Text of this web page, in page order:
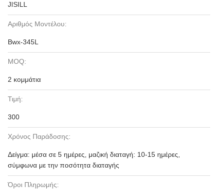
JISILL
Αριθμός Μοντέλου:
Bwx-345L
MOQ:
2 κομμάτια
Τιμή:
300
Χρόνος Παράδοσης:
Δείγμα: μέσα σε 5 ημέρες, μαζική διαταγή: 10-15 ημέρες,
σύμφωνα με την ποσότητα διαταγής
Όροι Πληρωμής: